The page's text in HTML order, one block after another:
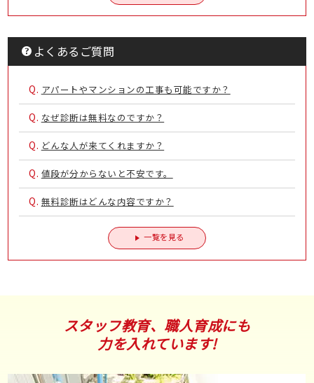
よくあるご質問
Q. アパートやマンションの工事も可能ですか？
Q. なぜ診断は無料なのですか？
Q. どんな人が来てくれますか？
Q. 値段が分からないと不安です。
Q. 無料診断はどんな内容ですか？
一覧を見る
スタッフ教育、職人育成にも
力を入れています!